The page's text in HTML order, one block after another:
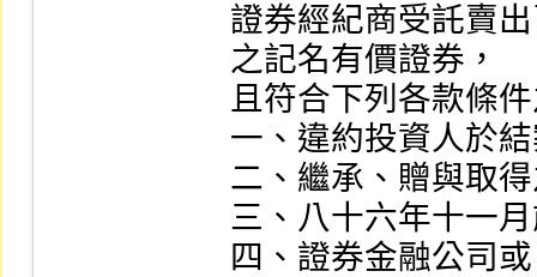
證券經紀商受託賣
之記名有價證券，
且符合下列各款條
一、違約投資人於
二、繼承、贈與取
三、八十六年十一
四、證券金融公司